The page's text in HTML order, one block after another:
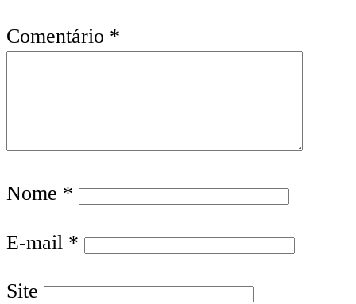
Comentário *
Nome *
E-mail *
Site